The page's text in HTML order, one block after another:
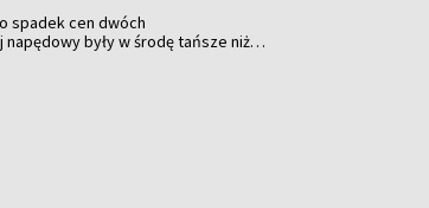
spadek cen dwóch
były w środę tańsze niż